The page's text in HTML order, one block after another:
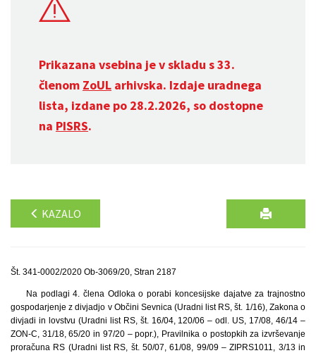
Prikazana vsebina je v skladu s 33.
členom ZoUL arhivska. Izdaje uradnega
lista, izdane po 28.2.2026, so dostopne
na PISRS.
KAZALO
Št. 341-0002/2020 Ob-3069/20, Stran 2187
Na podlagi 4. člena Odloka o porabi koncesijske dajatve za trajnostno
gospodarjenje z divjadjo v Občini Sevnica (Uradni list RS, št. 1/16), Zakona o
divjadi in lovstvu (Uradni list RS, št. 16/04, 120/06 – odl. US, 17/08, 46/14 –
ZON-C, 31/18, 65/20 in 97/20 – popr.), Pravilnika o postopkih za izvrševanje
proračuna RS (Uradni list RS, št. 50/07, 61/08, 99/09 – ZIPRS1011, 3/13 in